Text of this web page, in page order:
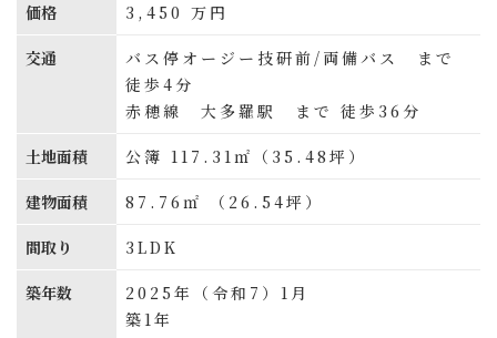
価格 3,450 万円
交通
バス停オージー技研前/両備バス まで
徒歩4分
赤穂線 大多羅駅 まで 徒歩36分
土地面積 公簿 117.31㎡（35.48坪）
建物面積 87.76㎡ （26.54坪）
間取り 3LDK
築年数
2025年（令和7）1月
築1年